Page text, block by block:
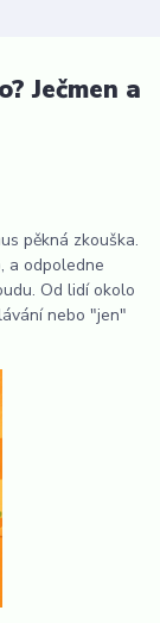
Ječmen a
pěkná zkouška.
a odpoledne
Od lidí okolo
nebo "jen"